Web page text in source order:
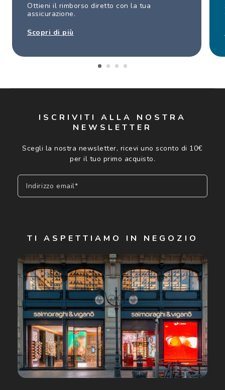
Ottieni il rimborso diretto con la tua
assicurazione.
Scopri di più
ISCRIVITI ALLA NOSTRA
NEWSLETTER
Scegli la nostra newsletter, ricevi uno sconto di 10€
per il tuo primo acquisto.
Indirizzo email*
Cliccando su "Iscriviti", confermo di avere più di 16 anni e
acconsento all'utilizzo dei miei Dati Personali da parte di
Luxottica Group S.p.A. per l'invio di offerte speciali, novità
ed altre comunicazioni di carattere pubblicitario (consultare
Informativa sulla privacyper ulteriori informazioni).
TI ASPETTIAMO IN NEGOZIO